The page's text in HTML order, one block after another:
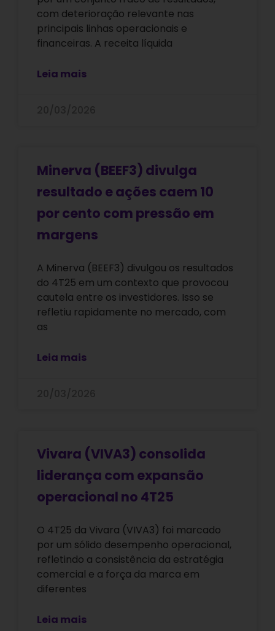
com deterioração relevante nas
principais linhas operacionais e
financeiras. A receita líquida
Leia mais
Minerva (BEEF3) divulga
resultado e ações caem 10
por cento com pressão em
margens
A Minerva (BEEF3) divulgou os resultados
do 4T25 em um contexto que provocou
cautela entre os investidores. Isso se
refletiu rapidamente no mercado, com
as
Leia mais
Vivara (VIVA3) consolida
liderança com expansão
operacional no 4T25
O 4T25 da Vivara (VIVA3) foi marcado
por um sólido desempenho operacional,
refletindo a consistência da estratégia
comercial e a força da marca em
diferentes
Leia mais